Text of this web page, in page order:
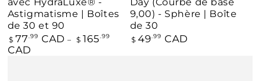
Astigmatisme | Boîtes
de 30 et 90
Prix
normal
$ 77.99 CAD $ 165.99
CAD
9,00) - Sphère | Boîte
de 30
Prix
$ 49.99 CAD